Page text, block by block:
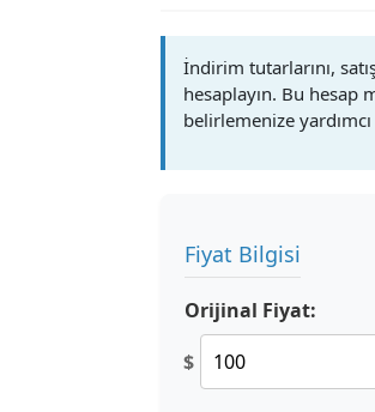
İndirim tutarlarını,
hesaplayın. Bu hesap
belirlemenize
Fiyat Bilgisi
Orijinal Fiyat:
$